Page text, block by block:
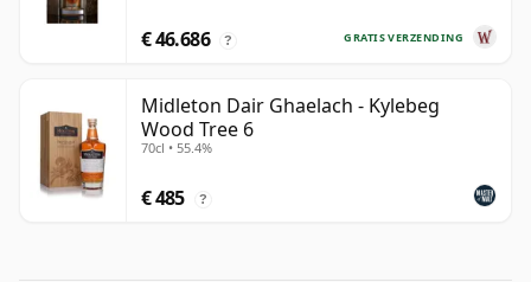
GRATIS VERZENDING
€ 46.686 ?
Midleton Dair Ghaelach - Kylebeg
Wood Tree 6
70cl • 55.4%
€ 485 ?